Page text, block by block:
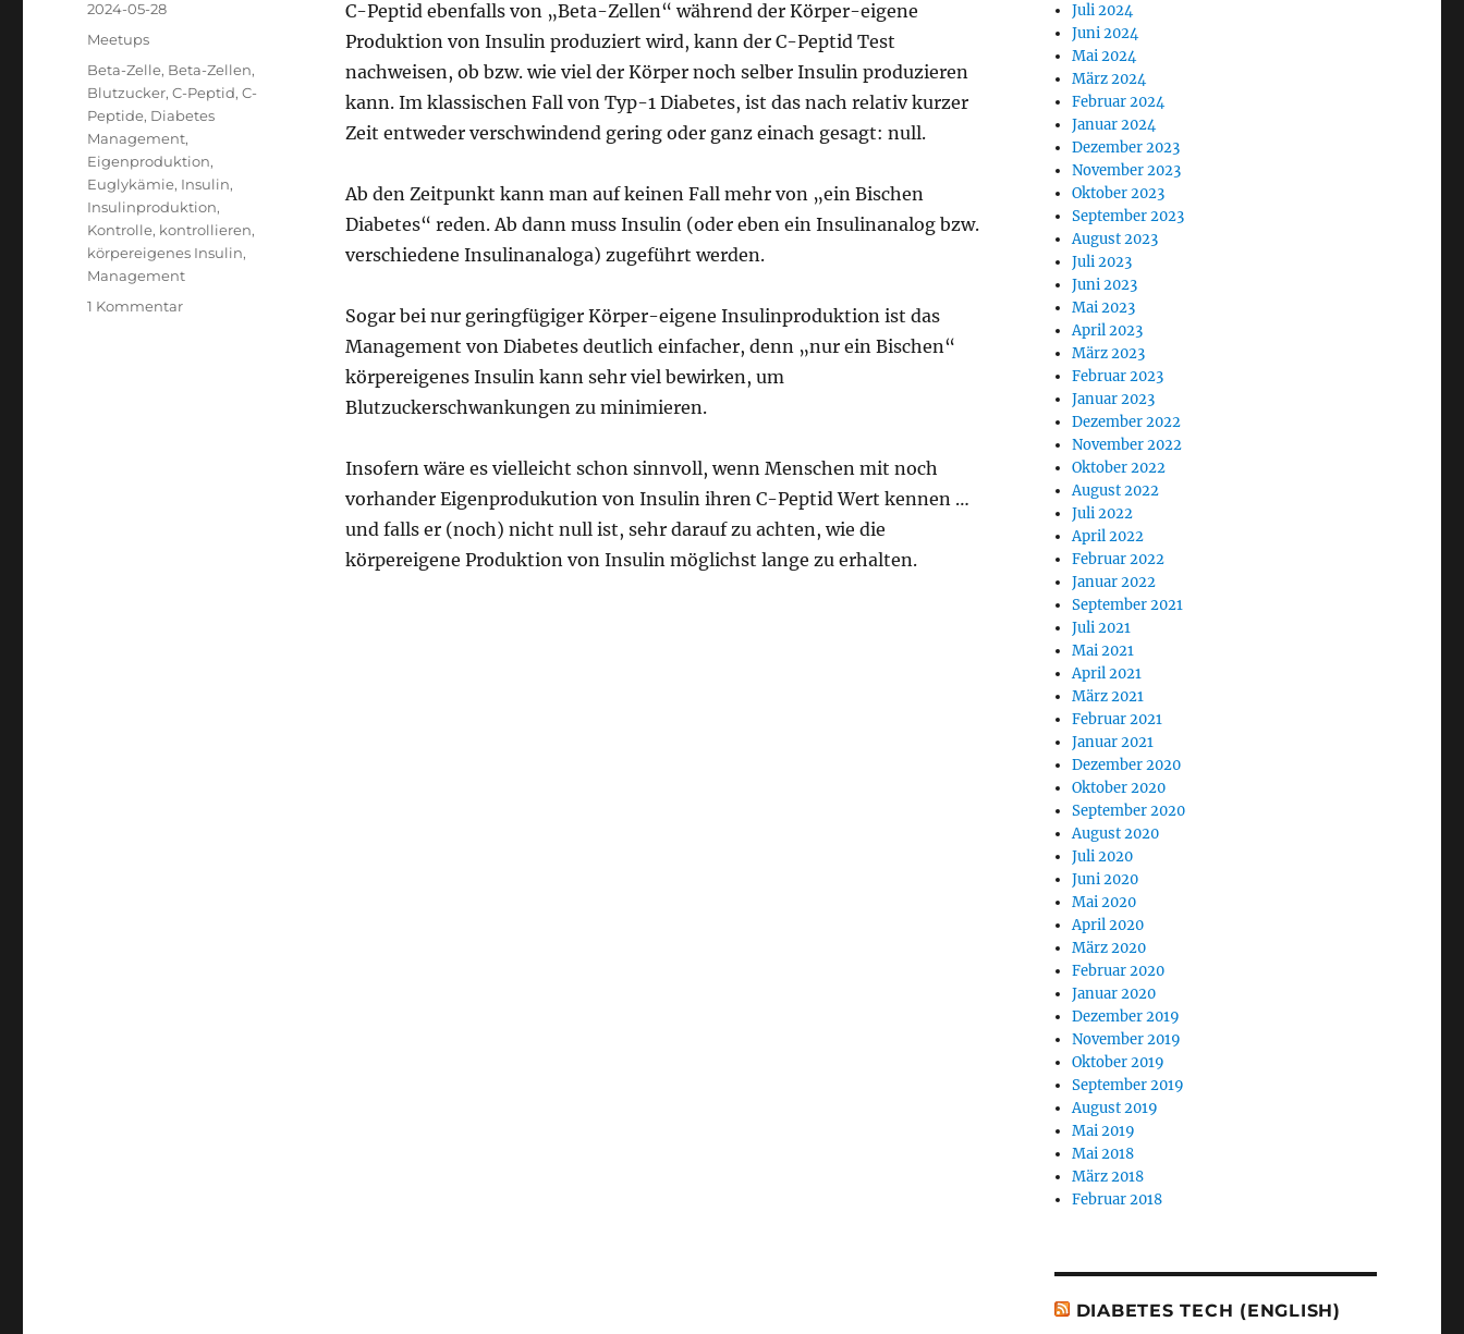
C-Peptid ebenfalls von „Beta-Zellen“ während der Körper-eigene
Produktion von Insulin produziert wird, kann der C-Peptid Test
nachweisen, ob bzw. wie viel der Körper noch selber Insulin produzieren
kann. Im klassischen Fall von Typ-1 Diabetes, ist das nach relativ kurzer
Zeit entweder verschwindend gering oder ganz einach gesagt: null.
Ab den Zeitpunkt kann man auf keinen Fall mehr von „ein Bischen
Diabetes“ reden. Ab dann muss Insulin (oder eben ein Insulinanalog bzw.
verschiedene Insulinanaloga) zugeführt werden.
Sogar bei nur geringfügiger Körper-eigene Insulinproduktion ist das
Management von Diabetes deutlich einfacher, denn „nur ein Bischen“
körpereigenes Insulin kann sehr viel bewirken, um
Blutzuckerschwankungen zu minimieren.
Insofern wäre es vielleicht schon sinnvoll, wenn Menschen mit noch
vorhander Eigenprodukution von Insulin ihren C-Peptid Wert kennen …
und falls er (noch) nicht null ist, sehr darauf zu achten, wie die
körpereigene Produktion von Insulin möglichst lange zu erhalten.
Veröffentlicht
2024-05-28
Kategorien
Meetups
Schlagwörter
Beta-Zelle, Beta-Zellen,
Blutzucker,C-Peptid,C-
Peptide, Diabetes
Management,
Eigenproduktion,
Euglykämie, Insulin,
Insulinproduktion,
Kontrolle, kontrollieren,
körpereigenes Insulin,
Management
1 Kommentarzu
Juli 2024
Juni 2024
Mai 2024
März 2024
Februar 2024
Januar 2024
Dezember 2023
November 2023
Oktober 2023
September 2023
August 2023
Juli 2023
Juni 2023
Mai 2023
April 2023
März 2023
Februar 2023
Januar 2023
Dezember 2022
November 2022
Oktober 2022
August 2022
Juli 2022
April 2022
Februar 2022
Januar 2022
September 2021
Juli 2021
Mai 2021
April 2021
März 2021
Februar 2021
Januar 2021
Dezember 2020
Oktober 2020
September 2020
August 2020
Juli 2020
Juni 2020
Mai 2020
April 2020
März 2020
Februar 2020
Januar 2020
Dezember 2019
November 2019
Oktober 2019
September 2019
August 2019
Mai 2019
Mai 2018
März 2018
Februar 2018
DIABETES TECH (ENGLISH)